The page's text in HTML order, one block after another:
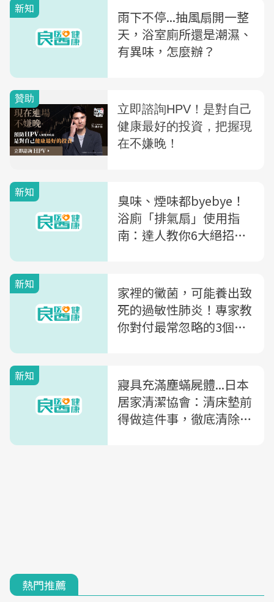
新知
雨下不停...抽風扇開一整
天，浴室廁所還是潮濕、
有異味，怎麼辦？
新知
臭味、煙味都byebye！
浴廁「排氣扇」使用指
南：達人教你6大絕招，
新知
家裡的黴菌，可能養出致
死的過敏性肺炎！專家教
你對付最常忽略的3個死
新知
寢具充滿塵蟎屍體...日本
居家清潔協會：清床墊前
得做這件事，徹底清除髒
熱門推薦